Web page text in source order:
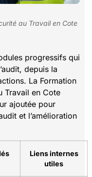
au Travail en Cote
progressifs qui
depuis la
La Formation
Travail en Cote
ajoutée pour
et l’amélioration
Liens internes
utiles